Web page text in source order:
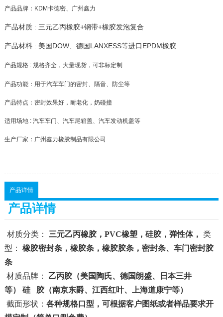
产品品牌：KDM卡德密、广州鑫力
产品材质 : 三元乙丙橡胶+钢带+橡胶发泡复合
产品材料 : 美国DOW、德国LANXESS等进口EPDM橡胶
产品规格 : 规格齐全，大量现货，可非标定制
产品功能：用于汽车车门的密封、隔音、防尘等
产品特点：密封效果好，耐老化，奶碰撞
适用场地 : 汽车车门、汽车尾箱盖、汽车发动机盖等
生产厂家：广州鑫力橡胶制品有限公司
产品详情
产品详情
材质分类： 三元乙丙橡胶，PVC橡塑，硅胶，弹性体， 类
型： 橡胶密封条，橡胶条，橡胶胶条，密封条、车门密封胶
条
材质品牌：
乙丙胶（美国陶氏、德国朗盛、日本三井
等） 硅
胶（南京东爵、江西红叶、上海道康宁等）
截面形状： 各种规格口型，可根据客户图纸或者样品要求开